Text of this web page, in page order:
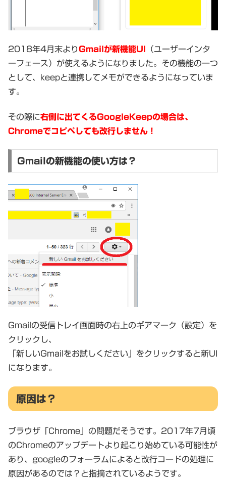
2018年4月末よりGmailが新機能UI （ユーザーインタ
ーフェース）が使えるようになりました。その機能の一つ
として、keepと連携してメモができるようになっていま
す。
その際に右側に出てくるGoogleKeepの場合は、
Chromeでコピペしても改行しません！
Gmailの新機能の使い方は？
Gmailの受信トレイ画面時の右上のギアマーク（設定）を
クリックし、
「新しいGmailをお試しください」をクリックすると新UI
になります。
原因は？
ブラウザ「Chrome」の問題だそうです。2017年7月頃
のChromeのアップデートより起こり始めている可能性が
あり、googleのフォーラムによると改行コードの処理に
原因があるのでは？と指摘されているようです。